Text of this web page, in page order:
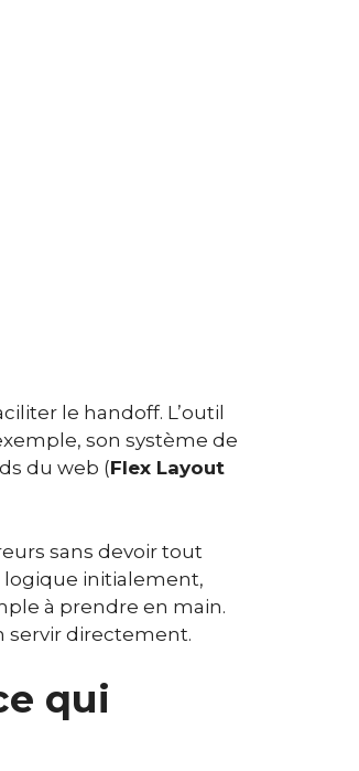
le handoff. L’outil
son système de
du web (Flex Layout
sans devoir tout
logique initialement,
à prendre en main.
servir directement.
qui